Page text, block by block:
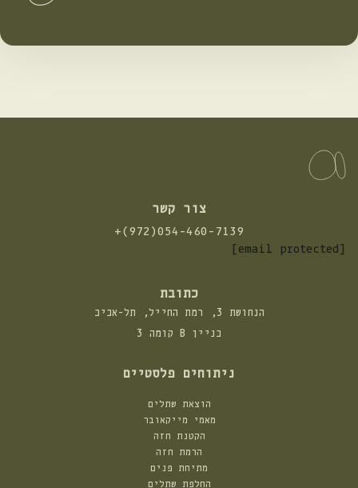
צור קשר
התקשרו
+(972)054-460-7139
[email protected]
כתובת
הנחושת 3, רמת החייל, תל-אביב
בניין B קומה 3
ניתוחים פלסטיים
הוצאת שתלים
מאמי מייקאובר
הקטנת חזה
הרמת חזה
מתיחת פנים
החלפת שתלים